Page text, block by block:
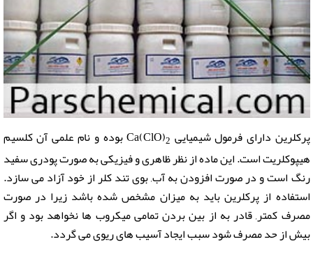
پرکلرین دارای فرمول شیمیایی Ca(ClO) 2
بوده و نام علمی آن کلسیم
هیپوکلریت است. این ماده از نظر ظاهری و فیزیکی به صورت پودری سفید
رنگ است و در صورت افزودن به آب, بوی تند کلر از خود آزاد می سازد.
استفاده از پرکلرین باید به میزان مشخص شده باشد زیرا در صورت
مصرف کمتر, قادر به از بین بردن تمامی میکروب ها نخواهد بود و اگر
بیش از حد مصرف شود سبب ایجاد آسیب های ریوی می گردد.